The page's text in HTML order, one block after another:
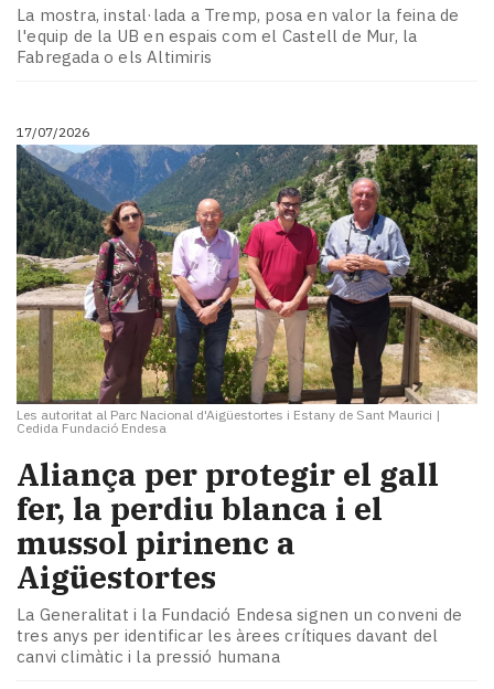
La mostra, instal·lada a Tremp, posa en valor la feina de
l'equip de la UB en espais com el Castell de Mur, la
Fabregada o els Altimiris
17/07/2026
Les autoritat al Parc Nacional d'Aigüestortes i Estany de Sant Maurici |
Cedida Fundació Endesa
Aliança per protegir el gall
fer, la perdiu blanca i el
mussol pirinenc a
Aigüestortes
La Generalitat i la Fundació Endesa signen un conveni de
tres anys per identificar les àrees crítiques davant del
canvi climàtic i la pressió humana